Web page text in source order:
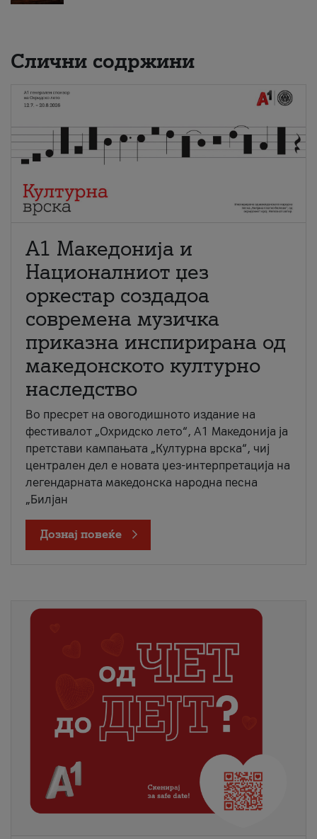
Слични содржини
А1 Македонија и
Националниот џез
оркестар создадоа
современа музичка
приказна инспирирана од
македонското културно
наследство
Во пресрет на овогодишното издание на
фестивалот „Охридско лето“, А1 Македонија ја
претстави кампањата „Културна врска“, чиј
централен дел е новата џез-интерпретација на
легендарната македонска народна песна
„Билјан
Дознај повеќе